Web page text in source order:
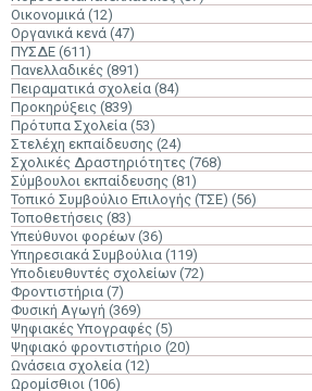
Οικονομικά (12)
Οργανικά κενά (47)
ΠΥΣΔΕ (611)
Πανελλαδικές (891)
Πειραματικά σχολεία (84)
Προκηρύξεις (839)
Πρότυπα Σχολεία (53)
Στελέχη εκπαίδευσης (24)
Σχολικές Δραστηριότητες (768)
Σύμβουλοι εκπαίδευσης (81)
Τοπικό Συμβούλιο Επιλογής (ΤΣΕ) (56)
Τοποθετήσεις (83)
Υπεύθυνοι φορέων (36)
Υπηρεσιακά Συμβούλια (119)
Υποδιευθυντές σχολείων (72)
Φροντιστήρια (7)
Φυσική Αγωγή (369)
Ψηφιακές Υπογραφές (5)
Ψηφιακό φροντιστήριο (20)
Ωνάσεια σχολεία (12)
Ωρομίσθιοι (106)